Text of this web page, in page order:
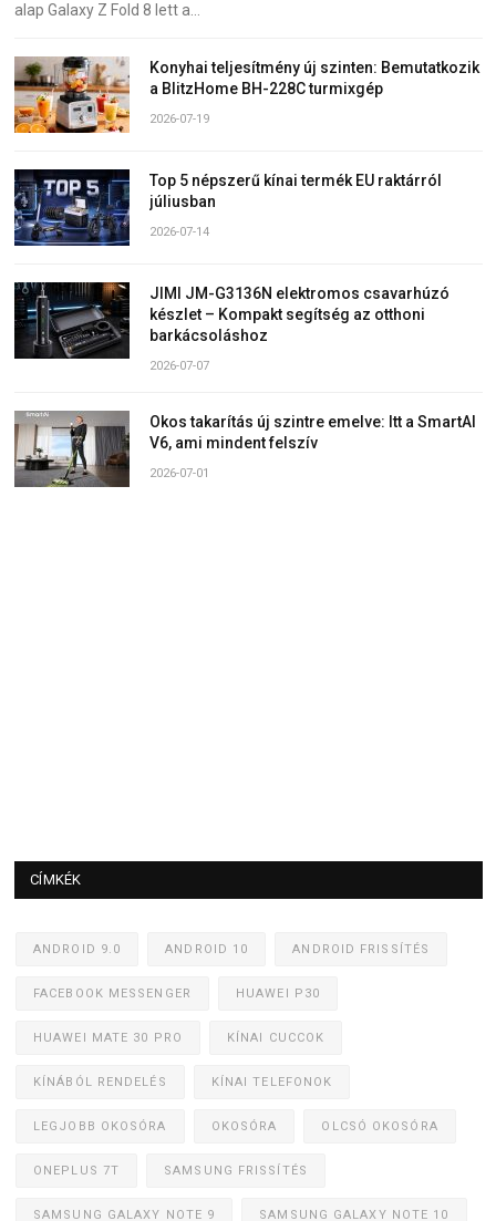
alap Galaxy Z Fold 8 lett a…
Konyhai teljesítmény új szinten: Bemutatkozik
a BlitzHome BH-228C turmixgép
2026-07-19
Top 5 népszerű kínai termék EU raktárról
júliusban
2026-07-14
JIMI JM-G3136N elektromos csavarhúzó
készlet – Kompakt segítség az otthoni
barkácsoláshoz
2026-07-07
Okos takarítás új szintre emelve: Itt a SmartAI
V6, ami mindent felszív
2026-07-01
CÍMKÉK
ANDROID 9.0 ANDROID 10 ANDROID FRISSÍTÉS
FACEBOOK MESSENGER HUAWEI P30
HUAWEI MATE 30 PRO KÍNAI CUCCOK
KÍNÁBÓL RENDELÉS KÍNAI TELEFONOK
LEGJOBB OKOSÓRA OKOSÓRA OLCSÓ OKOSÓRA
ONEPLUS 7T SAMSUNG FRISSÍTÉS
SAMSUNG GALAXY NOTE 9 SAMSUNG GALAXY NOTE 10